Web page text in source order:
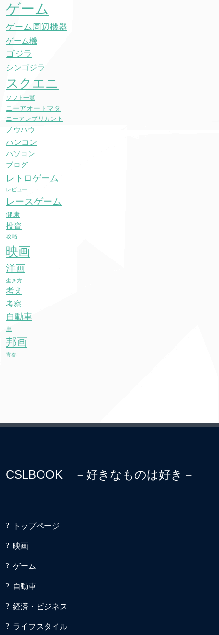
ゲーム
ゲーム周辺機器
ゲーム機
ゴジラ
シンゴジラ
スクエニ
ソフト一覧
ニーアオートマタ
ニーアレプリカント
ノウハウ
ハンコン
パソコン
ブログ
レトロゲーム
レビュー
レースゲーム
健康
投資
攻略
映画
洋画
生き方
考え
考察
自動車
車
邦画
青春
CSLBOOK －好きなものは好き－
トップページ
映画
ゲーム
自動車
経済・ビジネス
ライフスタイル